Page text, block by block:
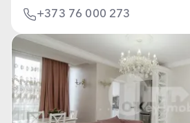
+373 76 000 273